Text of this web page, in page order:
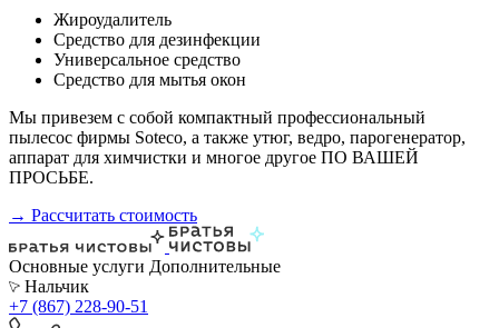
Жироудалитель
Средство для дезинфекции
Универсальное средство
Средство для мытья окон
Мы привезем с собой компактный профессиональный
пылесос фирмы Soteco, а также утюг, ведро, парогенератор,
аппарат для химчистки и многое другое ПО ВАШЕЙ
ПРОСЬБЕ.
→ Рассчитать стоимость
Основные услуги Дополнительные
Нальчик
+7 (867) 228-90-51